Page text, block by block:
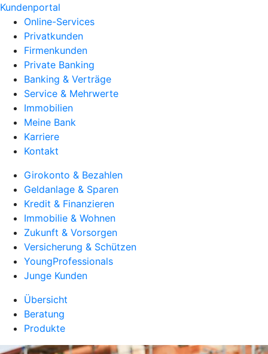
Kundenportal
Online-Services
Privatkunden
Firmenkunden
Private Banking
Banking & Verträge
Service & Mehrwerte
Immobilien
Meine Bank
Karriere
Kontakt
Girokonto & Bezahlen
Geldanlage & Sparen
Kredit & Finanzieren
Immobilie & Wohnen
Zukunft & Vorsorgen
Versicherung & Schützen
YoungProfessionals
Junge Kunden
Übersicht
Beratung
Produkte